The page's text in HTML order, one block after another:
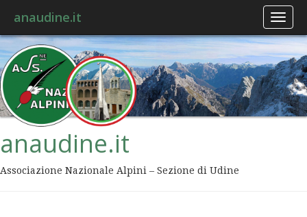
anaudine.it
anaudine.it
Associazione Nazionale Alpini – Sezione di Udine